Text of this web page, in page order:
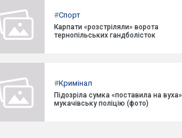
#Спорт
Карпати «розстріляли» ворота
тернопільських гандболісток
#Кримінал
Підозріла сумка «поставила на вуха»
мукачівську поліцію (фото)